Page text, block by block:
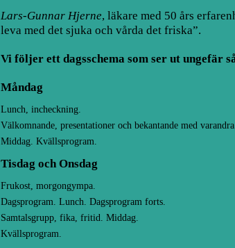
Lars-Gunnar Hjerne, läkare med 50 års
leva med det sjuka och vårda det friska”.
Vi följer ett dagsschema som ser ut ungefär
Måndag
Lunch, incheckning.
Välkomnande, presentationer och bekantande med varandra.
Middag. Kvällsprogram.
Tisdag och Onsdag
Frukost, morgongympa.
Dagsprogram. Lunch. Dagsprogram forts.
Samtalsgrupp, fika, fritid. Middag.
Kvällsprogram.